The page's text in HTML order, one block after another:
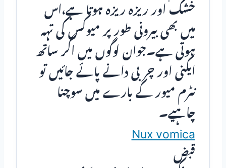
خشک اور ریزہ ریزہ ہوتا ہے،اس
میں بھی بیرونی طور پر میوکس کی تہہ
ہوتی ہے۔جوان لوگوں میں اگر ساتھ
ایکنی اور چربی دانے پائے جائیں تو
نٹرم میور کے بارے میں سوچنا
چاہیے۔
Nux vomica
قبض